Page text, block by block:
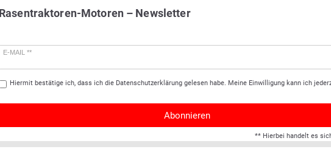
Rasentraktoren-Motoren – Newsletter
E-MAIL **
Hiermit bestätige ich, dass ich die Daten­schutz­erklärunggelesen habe. Meine Einwilligung kann ich
Abonnieren
** Hierbei handelt es